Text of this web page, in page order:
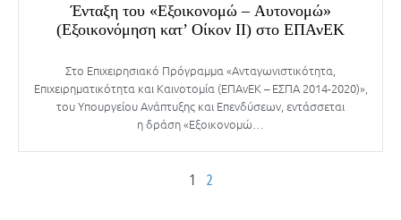
Ένταξη του «Εξοικονομώ – Αυτονομώ»
(Εξοικονόμηση κατ’ Οίκον ΙΙ) στο ΕΠΑνΕΚ
Στο Επιχειρησιακό Πρόγραμμα «Ανταγωνιστικότητα,
Επιχειρηματικότητα και Καινοτομία (ΕΠΑνΕΚ – ΕΣΠΑ 2014-2020)»,
του Υπουργείου Ανάπτυξης και Επενδύσεων, εντάσσεται
η δράση «Εξοικονομώ…
1 2